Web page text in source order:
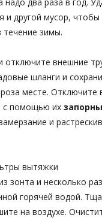
и другой мусор,
течение зимы.
отключите внешние
шланги и
месте. Отключите
с помощью их
и
вытяжки
зонта и несколько
горячей водой.
на воздухе.